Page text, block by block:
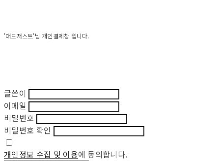
'애드저스트'님 개인결제창 입니다.
글쓴이
이메일
비밀번호
비밀번호 확인
개인정보 수집 및 이용에 동의합니다.